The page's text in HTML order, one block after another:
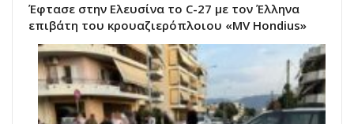
Έφτασε στην Ελευσίνα το C-27 με τον Έλληνα
επιβάτη του κρουαζιερόπλοιου «MV Hondius»